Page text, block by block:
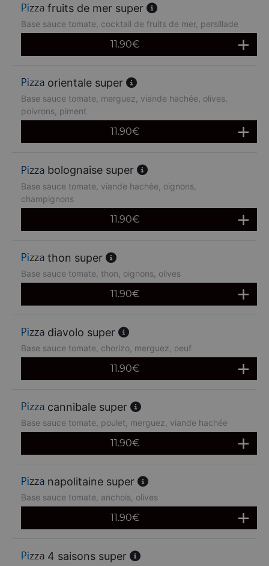
fruits de mer super
Base sauce tomate, cocktail de fruits de mer, persillade
11.90€
orientale super
Base sauce tomate, merguez, viande hachée, olives,
poivrons, piment
11.90€
bolognaise super
Base sauce tomate, viande hachée, oignons,
champignons
11.90€
thon super
Base sauce tomate, thon, oignons, olives
11.90€
diavolo super
Base sauce tomate, chorizo, merguez, oeuf
11.90€
cannibale super
Base sauce tomate, poulet, merguez, viande hachée
11.90€
napolitaine super
Base sauce tomate, anchois, olives
11.90€
4 saisons super